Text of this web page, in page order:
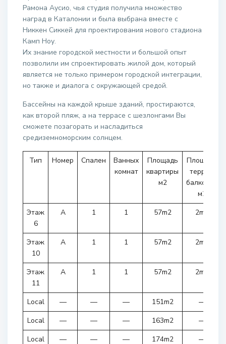
Рамона Аусио, чья студия получила множество
наград в Каталонии и была выбрана вместе с
Никкен Сиккей для проектирования нового стадиона
Камп Ноу.
Их знание городской местности и большой опыт
позволили им спроектировать жилой дом, который
является не только примером городской интеграции,
но также и диалога с окружающей средой.
Бассейны на каждой крыше зданий, простираются,
как второй пляж, а на террасе с шезлонгами Вы
сможете позагорать и насладиться
средиземноморским солнцем.
Тип Номер Спален
Ванных
комнат
Площадь
квартиры
м2
Площадь
террас/
балконов
м2
Этаж
6
A 1 1 57m2 2m2
Этаж
10
A 1 1 57m2 2m2
Этаж
11
A 1 1 57m2 2m2
Local — — — 151m2 —
Local
— — — 163m2 —
Local
— — — 174m2 —